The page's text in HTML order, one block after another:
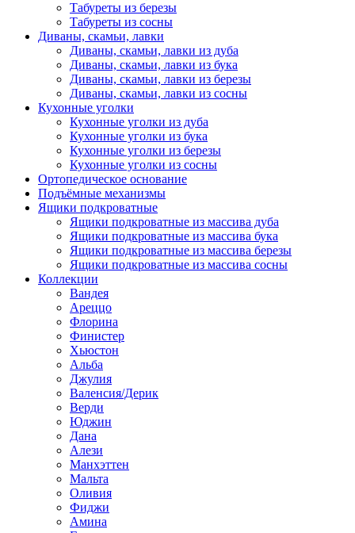
Табуреты из березы
Табуреты из сосны
Диваны, скамьи, лавки
Диваны, скамьи, лавки из дуба
Диваны, скамьи, лавки из бука
Диваны, скамьи, лавки из березы
Диваны, скамьи, лавки из сосны
Кухонные уголки
Кухонные уголки из дуба
Кухонные уголки из бука
Кухонные уголки из березы
Кухонные уголки из сосны
Ортопедическое основание
Подъёмные механизмы
Ящики подкроватные
Ящики подкроватные из массива дуба
Ящики подкроватные из массива бука
Ящики подкроватные из массива березы
Ящики подкроватные из массива сосны
Коллекции
Вандея
Ареццо
Флорина
Финистер
Хьюстон
Альба
Джулия
Валенсия/Дерик
Верди
Юджин
Дана
Алези
Манхэттен
Мальта
Оливия
Фиджи
Амина